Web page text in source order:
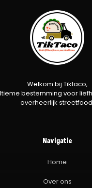
Welkom bij Tiktaco,
bestemming voor
overheerlijk
Navigatie
Home
Over ons